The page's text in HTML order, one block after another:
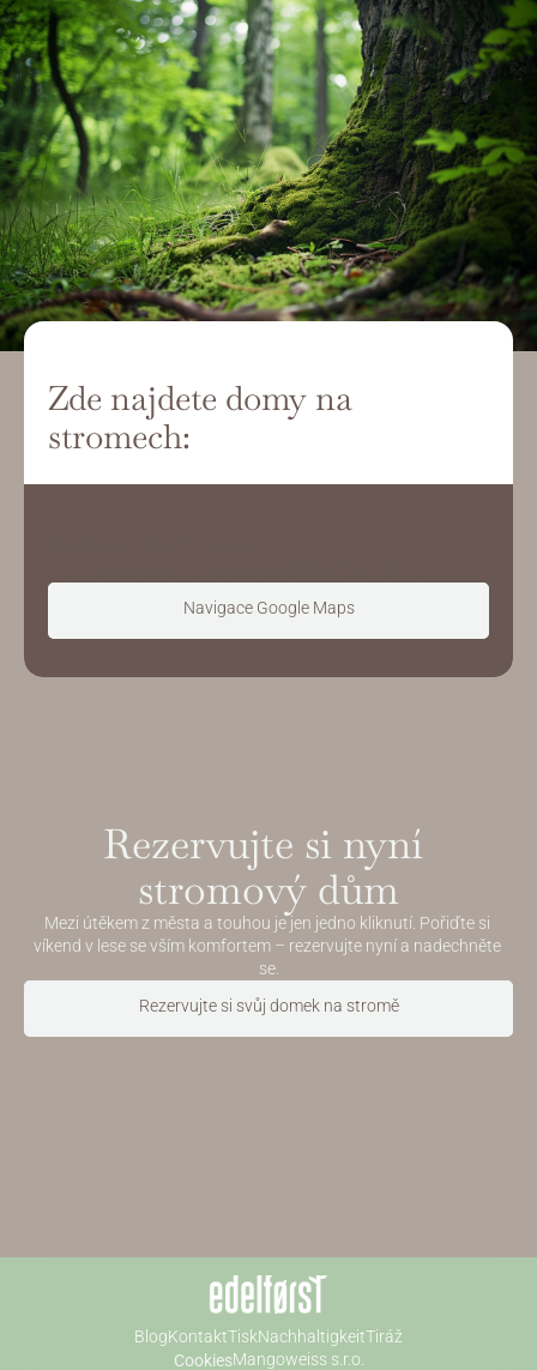
Zde najdete domy na
stromech:
Navigace Google Maps
Rezervujte si nyní
stromový dům
Mezi útěkem z města a touhou je jen jedno kliknutí. Pořiďte si
víkend v lese se vším komfortem – rezervujte nyní a nadechněte
se.
Rezervujte si svůj domek na stromě
BlogKontaktTiskNachhaltigkeitTiráž
CookiesMangoweiss s.r.o.